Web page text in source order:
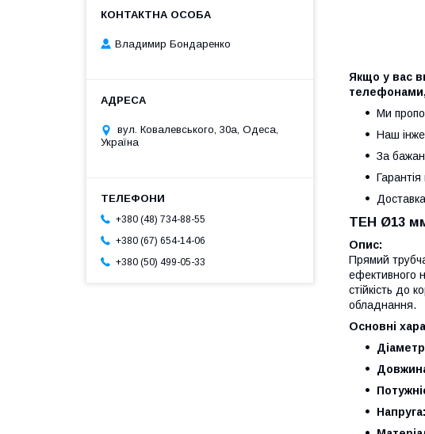
Якщо у вас
телефонами,
Ми
Наш
За
ТЕН Ø13
Опис:
Прямий
ефективного
стійкість до
обладнання.
Основні
Напруга:
Владимир Бондаренко
вул. Ковалевського, 30а, Одеса,
Україна
+380 (48) 734-88-55
+380 (67) 654-14-06
+380 (50) 499-05-33